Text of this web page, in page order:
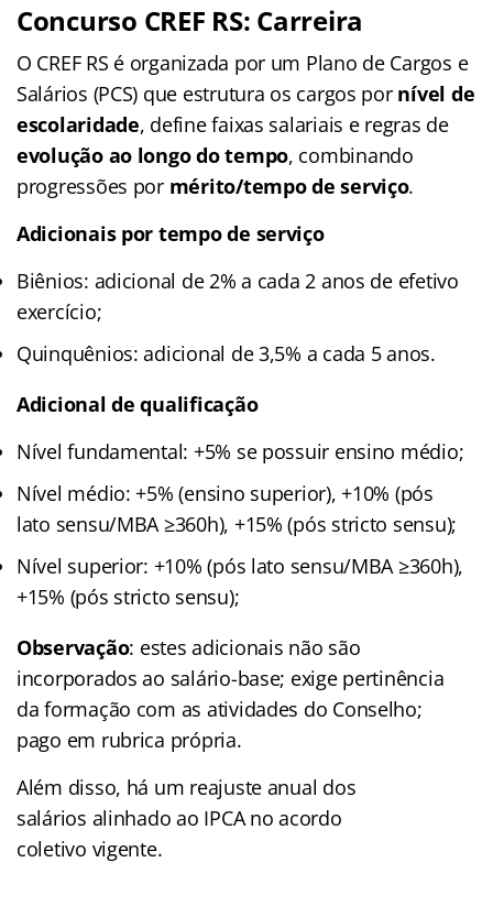
Concurso CREF RS: Carreira
O CREF RS é organizada por um Plano de Cargos e
Salários (PCS) que estrutura os cargos por nível de
escolaridade, define faixas salariais e regras de
evolução ao longo do tempo, combinando
progressões por mérito/tempo de serviço.
Adicionais por tempo de serviço
Biênios: adicional de 2% a cada 2 anos de efetivo
exercício;
Quinquênios: adicional de 3,5% a cada 5 anos.
Adicional de qualificação
Nível fundamental: +5% se possuir ensino médio;
Nível médio: +5% (ensino superior), +10% (pós
lato sensu/MBA ≥360h), +15% (pós stricto sensu);
Nível superior: +10% (pós lato sensu/MBA ≥360h),
+15% (pós stricto sensu);
Observação: estes adicionais não são
incorporados ao salário-base; exige pertinência
da formação com as atividades do Conselho;
pago em rubrica própria.
Além disso, há um reajuste anual dos
salários alinhado ao IPCA no acordo
coletivo vigente.